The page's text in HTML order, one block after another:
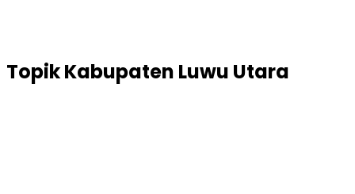
TopikKabupaten Luwu Utara